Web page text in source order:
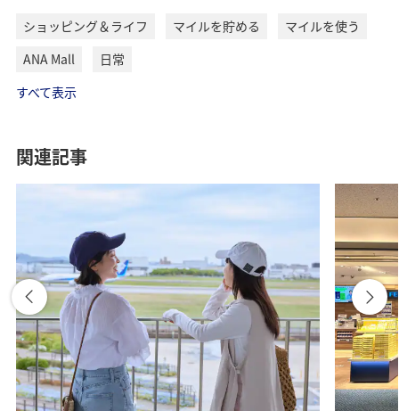
ショッピング＆ライフ マイルを貯める
マイルを使う
ANA Mall
日常
すべて表示
関連記事